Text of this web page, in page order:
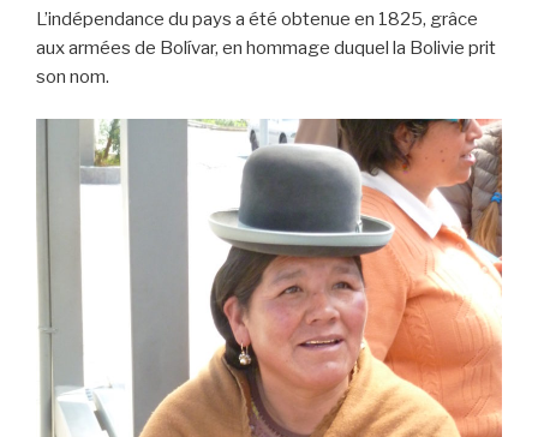
L’indépendance du pays a été obtenue en 1825, grâce
aux armées de Bolívar, en hommage duquel la Bolivie prit
son nom.